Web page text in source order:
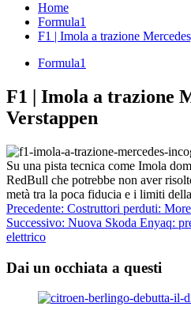
Home
Formula1
F1 | Imola a trazione
Formula1
F1 | Imola a trazione
Verstappen
Su una pista tecnica come Imola
RedBull che potrebbe non aver
metà tra la poca fiducia e i limiti
Navigazione
articolo
Precedente: Costruttori perduti:
Successivo: Nuova Skoda Enyaq:
elettrico
Dai un occhiata a questi